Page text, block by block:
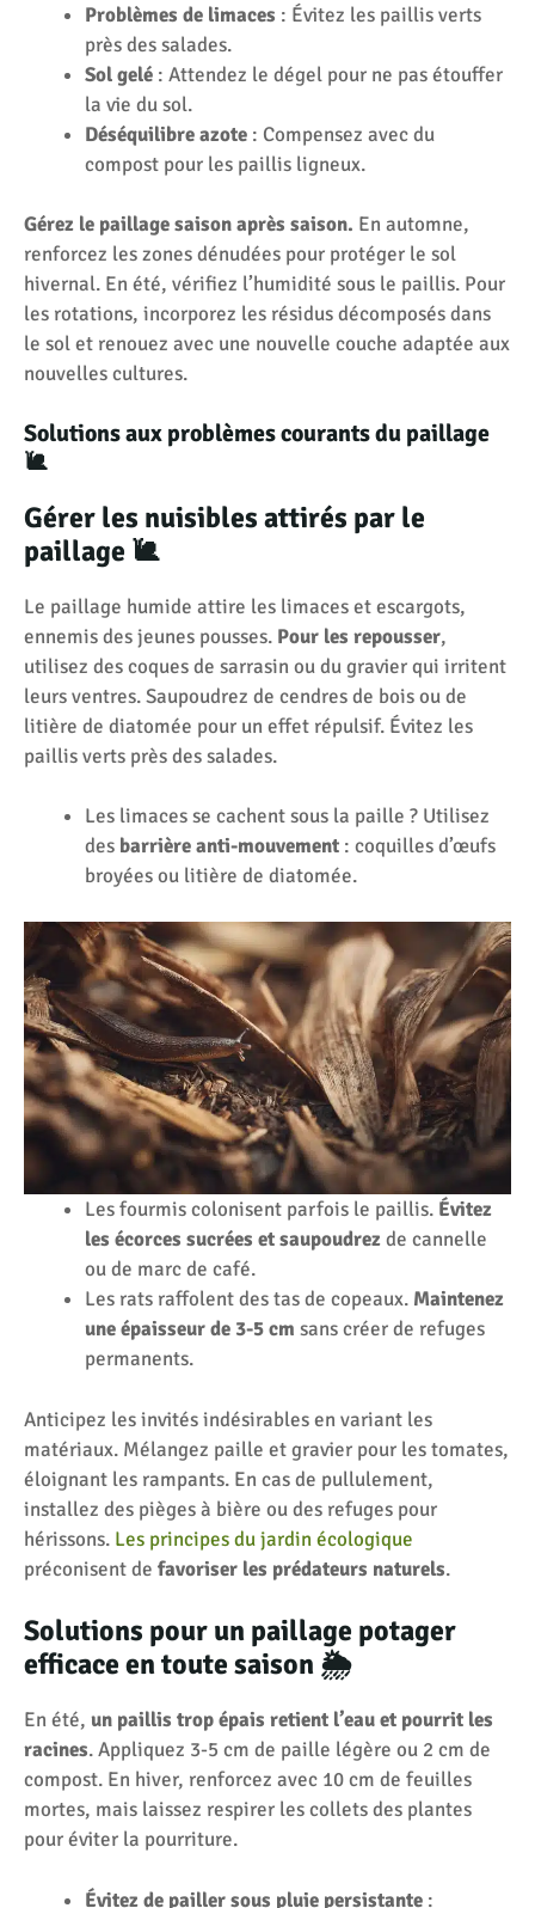
Problèmes de limaces : Évitez les paillis verts
près des salades.
Sol gelé : Attendez le dégel pour ne pas étouffer
la vie du sol.
Déséquilibre azote : Compensez avec du
compost pour les paillis ligneux.
Gérez le paillage saison après saison. En automne,
renforcez les zones dénudées pour protéger le sol
hivernal. En été, vérifiez l’humidité sous le paillis. Pour
les rotations, incorporez les résidus décomposés dans
le sol et renouez avec une nouvelle couche adaptée aux
nouvelles cultures.
Solutions aux problèmes courants du paillage
🐌
Gérer les nuisibles attirés par le
paillage 🐌
Le paillage humide attire les limaces et escargots,
ennemis des jeunes pousses. Pour les repousser,
utilisez des coques de sarrasin ou du gravier qui irritent
leurs ventres. Saupoudrez de cendres de bois ou de
litière de diatomée pour un effet répulsif. Évitez les
paillis verts près des salades.
Les limaces se cachent sous la paille ? Utilisez
des barrière anti-mouvement : coquilles d’œufs
broyées ou litière de diatomée.
Les fourmis colonisent parfois le paillis. Évitez
les écorces sucrées et saupoudrezde cannelle
ou de marc de café.
Les rats raffolent des tas de copeaux. Maintenez
une épaisseur de 3-5 cm sans créer de refuges
permanents.
Anticipez les invités indésirables en variant les
matériaux. Mélangez paille et gravier pour les tomates,
éloignant les rampants. En cas de pullulement,
installez des pièges à bière ou des refuges pour
hérissons. Les principes du jardin écologique
préconisent de favoriser les prédateurs naturels.
Solutions pour un paillage potager
efficace en toute saison 🌦️
En été, un paillis trop épais retient l’eau et pourrit les
racines. Appliquez 3-5 cm de paille légère ou 2 cm de
compost. En hiver, renforcez avec 10 cm de feuilles
mortes, mais laissez respirer les collets des plantes
pour éviter la pourriture.
Évitez de pailler sous pluie persistante :